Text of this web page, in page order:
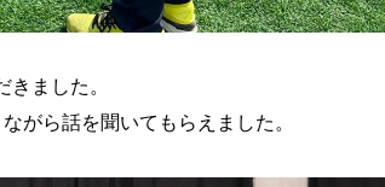
ました。
がら話を聞いてもらえました。